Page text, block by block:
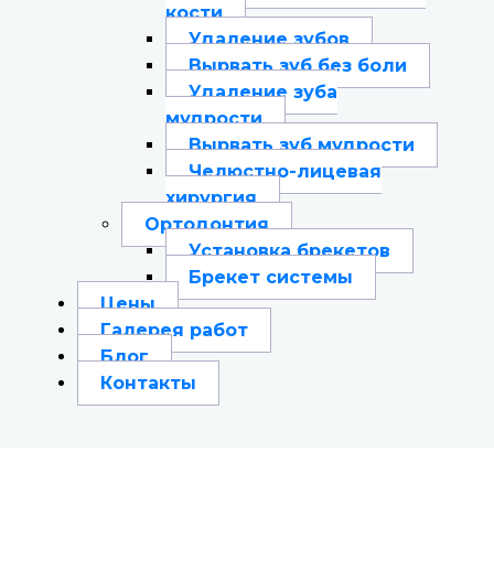
кости
Удаление зубов
Вырвать зуб без боли
Удаление зуба
мудрости
Вырвать зуб мудрости
Челюстно-лицевая
хирургия
Ортодонтия
Установка брекетов
Брекет системы
Цены
Галерея работ
Блог
Контакты